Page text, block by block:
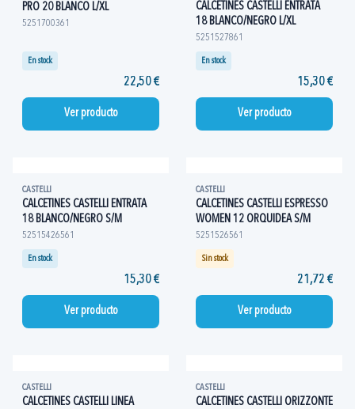
PRO 20 BLANCO L/XL
5251700361
En stock
22,50 €
Ver producto
CALCETINES CASTELLI ENTRATA
18 BLANCO/NEGRO L/XL
5251527861
En stock
15,30 €
Ver producto
CASTELLI
CALCETINES CASTELLI ENTRATA
18 BLANCO/NEGRO S/M
52515426561
En stock
15,30 €
Ver producto
CASTELLI
CALCETINES CASTELLI ESPRESSO
WOMEN 12 ORQUIDEA S/M
5251526561
Sin stock
21,72 €
Ver producto
CASTELLI
CALCETINES CASTELLI LINEA
CASTELLI
CALCETINES CASTELLI ORIZZONTE